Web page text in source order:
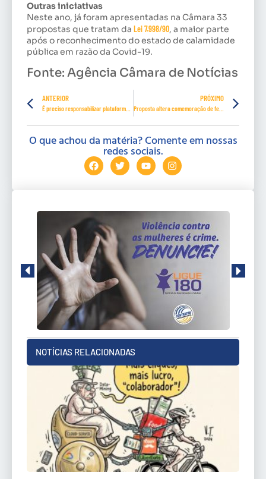
Outras iniciativas
Neste ano, já foram apresentadas na Câmara 33
propostas que tratam da Lei 7.998/90, a maior parte
após o reconhecimento do estado de calamidade
pública em razão da Covid-19.
Fonte: Agência Câmara de Notícias
ANTERIOR PRÓXIMO
Proposta altera comemoração de feriados nacionais conforme o dia da semana
O que achou da matéria? Comente em nossas
redes sociais.
NOTÍCIAS RELACIONADAS